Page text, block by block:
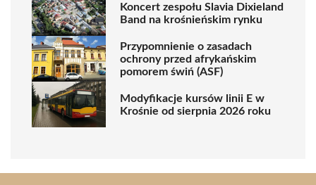
Koncert zespołu Slavia Dixieland
Band na krośnieńskim rynku
Przypomnienie o zasadach
ochrony przed afrykańskim
pomorem świń (ASF)
Modyfikacje kursów linii E w
Krośnie od sierpnia 2026 roku